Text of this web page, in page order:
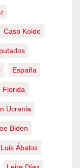
Caso Koldo
España
Florida
Ucrania
Biden
Ábalos